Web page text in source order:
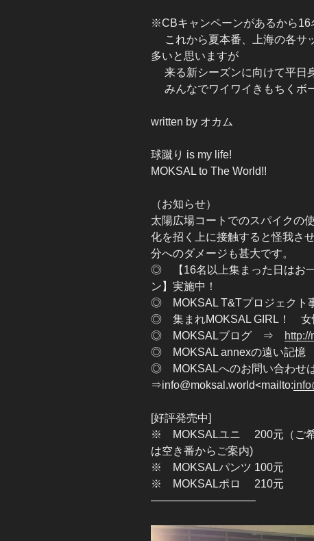
※CBキャンペーンがあるから16
これから夏本番、上海の各サ
多いと思いますが
来る新シーズンに向けて平日
みんなでワイワイきもちくボ
written by オカム
球蹴り is my life!
MOKSAL to The World!!
（お知らせ）
太陽広場コートでのスパイクの
化を招く上に接触すると怪我さ
分へのダメージも甚大です。
◎ 【16名以上集まった日はお
ン】実施中！
◎ MOKSAL T&Tプロジェクト
◎ 集まれMOKSAL GIRL！ 女
◎ MOKSALブログ ⇒
◎ MOKSAL annexの遠い記
◎ MOKSALへのお問い合わせ
⇒info@moksal.world<mailto:
[好評発売中]
※ MOKSALユニ 200元（ご希
は空き番からご案内)
※ MOKSALパンツ 100元
※ MOKSALポロ 210元
—————————–